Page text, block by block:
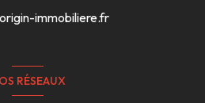
immobiliere.fr
RÉSEAUX